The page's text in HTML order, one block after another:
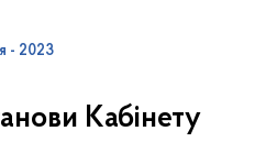
- 2023
Кабінету